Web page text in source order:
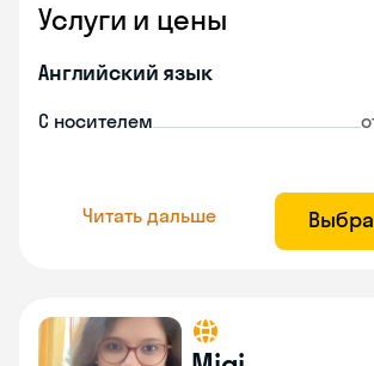
Услуги и цены
Английский язык
С носителем
Читать дальше